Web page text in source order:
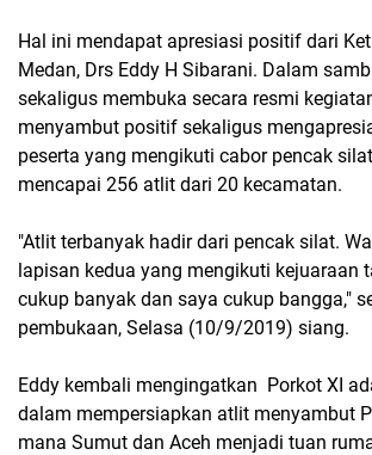
Hal ini mendapat apresiasi positif dari
Medan, Drs Eddy H Sibarani. Dalam
sekaligus membuka secara resmi
menyambut positif sekaligus
peserta yang mengikuti cabor pencak
mencapai 256 atlit dari 20 kecamatan.
"Atlit terbanyak hadir dari pencak silat.
lapisan kedua yang mengikuti kejuaraan
cukup banyak dan saya cukup bangga,"
pembukaan, Selasa (10/9/2019) siang.
Eddy kembali mengingatkan Porkot XI
dalam mempersiapkan atlit menyambut
mana Sumut dan Aceh menjadi tuan